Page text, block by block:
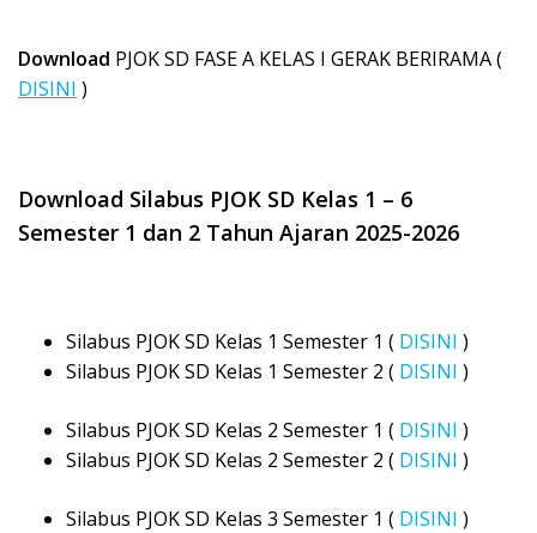
Download PJOK SD FASE A KELAS I GERAK BERIRAMA (
DISINI )
Download Silabus PJOK SD Kelas 1 – 6
Semester 1 dan 2 Tahun Ajaran 2025-2026
Silabus PJOK SD Kelas 1 Semester 1 ( DISINI )
Silabus PJOK SD Kelas 1 Semester 2 ( DISINI )
Silabus PJOK SD Kelas 2 Semester 1 ( DISINI )
Silabus PJOK SD Kelas 2 Semester 2 ( DISINI )
Silabus PJOK SD Kelas 3 Semester 1 ( DISINI )